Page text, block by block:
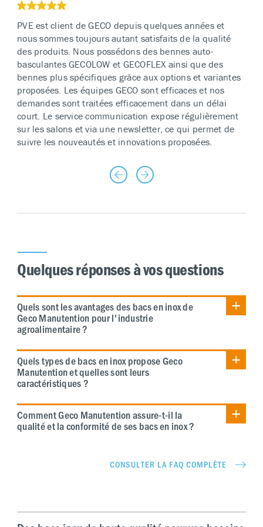
i
p
o
s
s
i
b
l
e
s
)
PVE est client de GECO depuis quelques années et
nous sommes toujours autant satisfaits de la qualité
des produits. Nous possédons des bennes auto-
basculantes GECOLOW et GECOFLEX ainsi que des
bennes plus spécifiques grâce aux options et variantes
proposées. Les équipes GECO sont efficaces et nos
demandes sont traitées efficacement dans un délai
court. Le service communication expose régulièrement
sur les salons et via une newsletter, ce qui permet de
suivre les nouveautés et innovations proposées.
Quelques réponses à vos questions
Quels sont les avantages des bacs en inox de
Geco Manutention pour l'industrie
agroalimentaire ?
Quels types de bacs en inox propose Geco
Manutention et quelles sont leurs
caractéristiques ?
Comment Geco Manutention assure-t-il la
qualité et la conformité de ses bacs en inox ?
CONSULTER LA FAQ COMPLÈTE